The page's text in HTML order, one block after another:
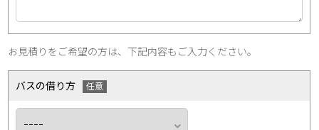
お見積りをご希望の方は、下記内容もご入力ください。
バスの借り方